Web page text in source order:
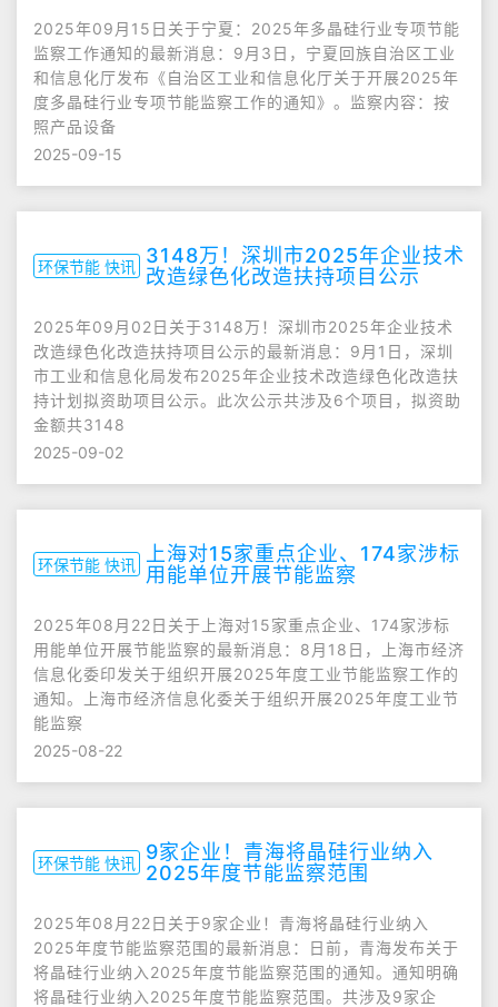
2025年09月15日关于宁夏：2025年多晶硅行业专项节能
监察工作通知的最新消息：9月3日，宁夏回族自治区工业
和信息化厅发布《自治区工业和信息化厅关于开展2025年
度多晶硅行业专项节能监察工作的通知》。监察内容：按
照产品设备
2025-09-15
环保节能 快讯 3148万！深圳市2025年企业技术
改造绿色化改造扶持项目公示
2025年09月02日关于3148万！深圳市2025年企业技术
改造绿色化改造扶持项目公示的最新消息：9月1日，深圳
市工业和信息化局发布2025年企业技术改造绿色化改造扶
持计划拟资助项目公示。此次公示共涉及6个项目，拟资助
金额共3148
2025-09-02
环保节能 快讯
上海对15家重点企业、174家涉标
用能单位开展节能监察
2025年08月22日关于上海对15家重点企业、174家涉标
用能单位开展节能监察的最新消息：8月18日，上海市经济
信息化委印发关于组织开展2025年度工业节能监察工作的
通知。上海市经济信息化委关于组织开展2025年度工业节
能监察
2025-08-22
环保节能 快讯 9家企业！青海将晶硅行业纳入
2025年度节能监察范围
2025年08月22日关于9家企业！青海将晶硅行业纳入
2025年度节能监察范围的最新消息：日前，青海发布关于
将晶硅行业纳入2025年度节能监察范围的通知​。通知明确
将晶硅行业纳入2025年度节能监察范围。共涉及9家企